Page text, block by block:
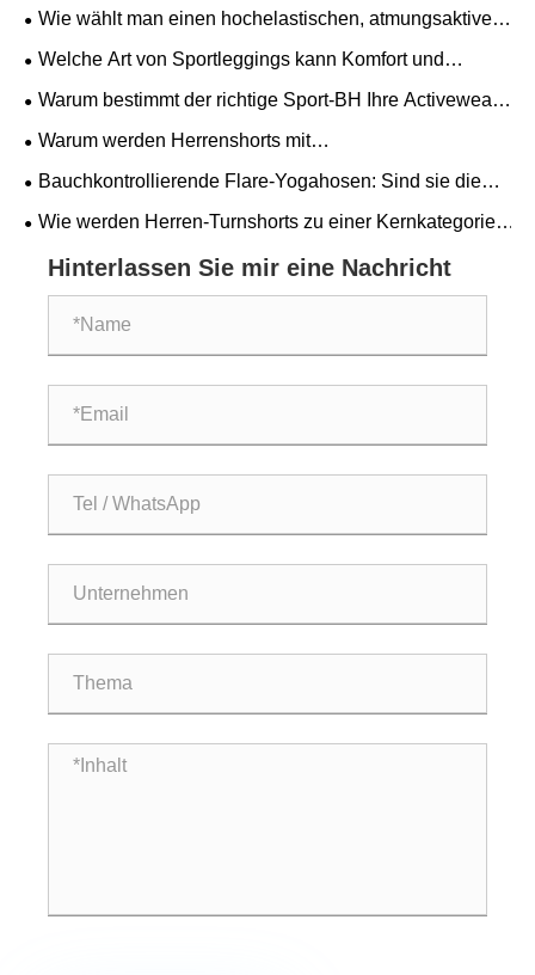
Wie wählt man einen hochelastischen, atmungsaktiven
Yoga-Body aus? Ein rückenfreies Modell mit
gepolstertem BH ist für alle Fitnessbedürfnisse geeignet.
Welche Art von Sportleggings kann Komfort und
Ästhetik vereinen?
Warum bestimmt der richtige Sport-BH Ihre Activewear-
Performance?
Warum werden Herrenshorts mit
Reißverschlusstaschen zu einem Must-Have für moderne
Bauchkontrollierende Flare-Yogahosen: Sind sie die
perfekte Kombination aus Komfort und Stil?
Wie werden Herren-Turnshorts zu einer Kernkategorie
Hinterlassen Sie mir eine Nachricht